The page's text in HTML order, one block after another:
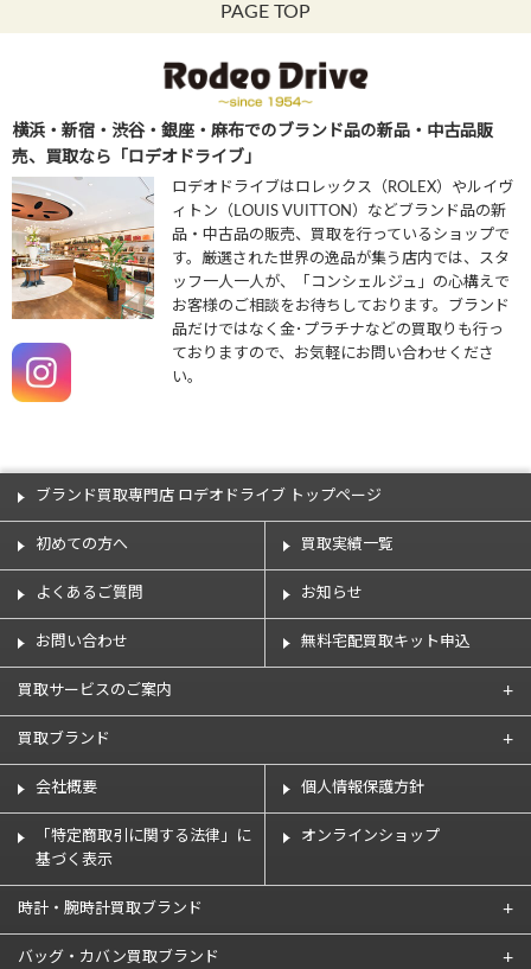
PAGE TOP
横浜・新宿・渋谷・銀座・麻布でのブランド品の新品・中古品販
売、買取なら「ロデオドライブ」
ロデオドライブはロレックス（ROLEX）やルイヴ
ィトン（LOUIS VUITTON）などブランド品の新
品・中古品の販売、買取を行っているショップで
す。厳選された世界の逸品が集う店内では、スタ
ッフ一人一人が、「コンシェルジュ」の心構えで
お客様のご相談をお待ちしております。ブランド
品だけではなく金･プラチナなどの買取りも行っ
ておりますので、お気軽にお問い合わせくださ
い。
ブランド買取専門店 ロデオドライブ トップページ
初めての方へ 買取実績一覧
よくあるご質問 お知らせ
お問い合わせ 無料宅配買取キット申込
買取サービスのご案内
買取ブランド
会社概要 個人情報保護方針
「特定商取引に関する法律」に
基づく表示
オンラインショップ
時計・腕時計買取ブランド
バッグ・カバン買取ブランド